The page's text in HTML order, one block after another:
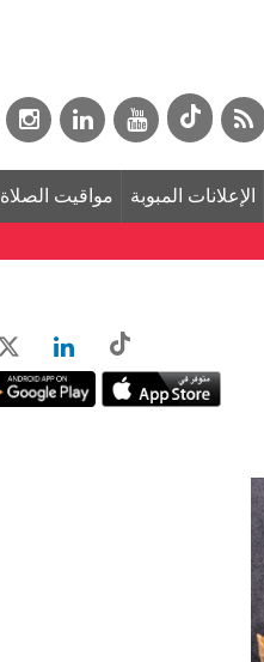
الإعلانات المبوبة مواقيت الصلاة